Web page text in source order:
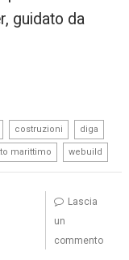
guidato da
costruzioni diga
marittimo webuild
Lascia
un
commento